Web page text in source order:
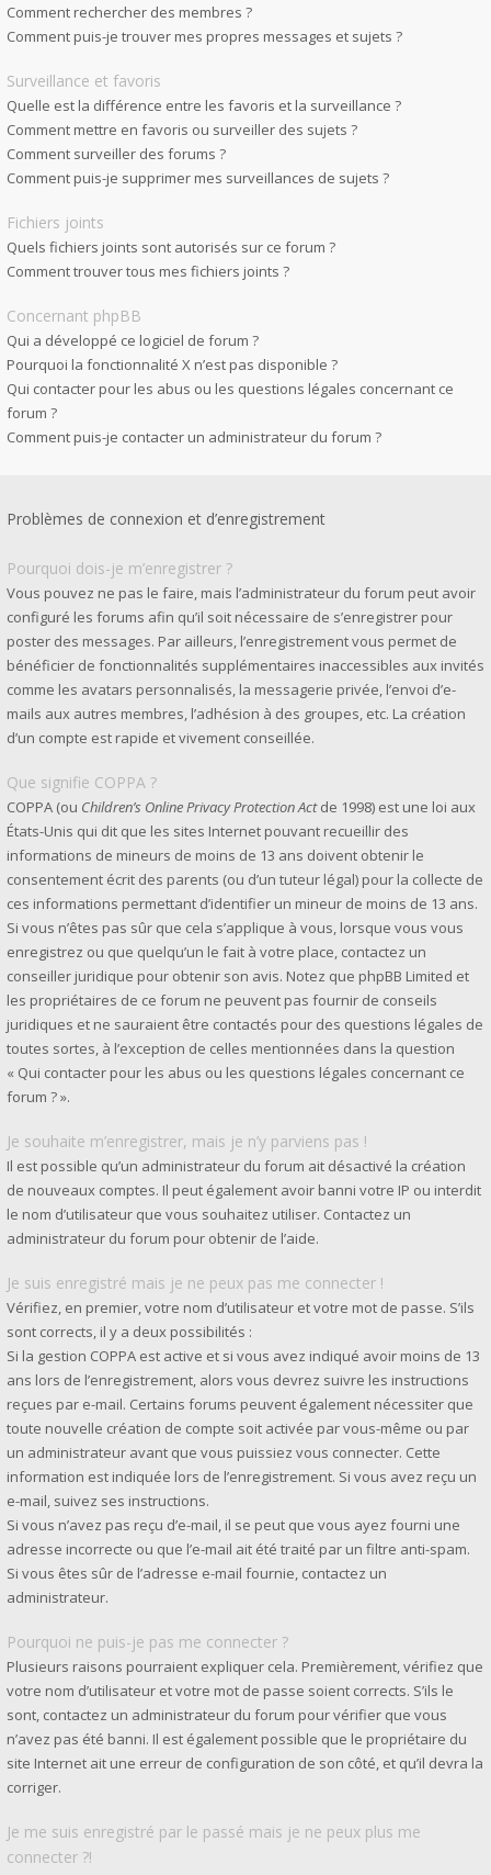
Comment rechercher des membres ?
Comment puis-je trouver mes propres messages et sujets ?
Surveillance et favoris
Quelle est la différence entre les favoris et la surveillance ?
Comment mettre en favoris ou surveiller des sujets ?
Comment surveiller des forums ?
Comment puis-je supprimer mes surveillances de sujets ?
Fichiers joints
Quels fichiers joints sont autorisés sur ce forum ?
Comment trouver tous mes fichiers joints ?
Concernant phpBB
Qui a développé ce logiciel de forum ?
Pourquoi la fonctionnalité X n’est pas disponible ?
Qui contacter pour les abus ou les questions légales concernant ce
forum ?
Comment puis-je contacter un administrateur du forum ?
Problèmes de connexion et d’enregistrement
Pourquoi dois-je m’enregistrer ?
Vous pouvez ne pas le faire, mais l’administrateur du forum peut avoir
configuré les forums afin qu’il soit nécessaire de s’enregistrer pour
poster des messages. Par ailleurs, l’enregistrement vous permet de
bénéficier de fonctionnalités supplémentaires inaccessibles aux invités
comme les avatars personnalisés, la messagerie privée, l’envoi d’e-
mails aux autres membres, l’adhésion à des groupes, etc. La création
d’un compte est rapide et vivement conseillée.
Que signifie COPPA ?
COPPA (ou Children’s Online Privacy Protection Actde 1998) est une loi aux
États-Unis qui dit que les sites Internet pouvant recueillir des
informations de mineurs de moins de 13 ans doivent obtenir le
consentement écrit des parents (ou d’un tuteur légal) pour la collecte de
ces informations permettant d’identifier un mineur de moins de 13 ans.
Si vous n’êtes pas sûr que cela s’applique à vous, lorsque vous vous
enregistrez ou que quelqu’un le fait à votre place, contactez un
conseiller juridique pour obtenir son avis. Notez que phpBB Limited et
les propriétaires de ce forum ne peuvent pas fournir de conseils
juridiques et ne sauraient être contactés pour des questions légales de
toutes sortes, à l’exception de celles mentionnées dans la question
« Qui contacter pour les abus ou les questions légales concernant ce
forum ? ».
Je souhaite m’enregistrer, mais je n’y parviens pas !
Il est possible qu’un administrateur du forum ait désactivé la création
de nouveaux comptes. Il peut également avoir banni votre IP ou interdit
le nom d’utilisateur que vous souhaitez utiliser. Contactez un
administrateur du forum pour obtenir de l’aide.
Je suis enregistré mais je ne peux pas me connecter !
Vérifiez, en premier, votre nom d’utilisateur et votre mot de passe. S’ils
sont corrects, il y a deux possibilités :
Si la gestion COPPA est active et si vous avez indiqué avoir moins de 13
ans lors de l’enregistrement, alors vous devrez suivre les instructions
reçues par e-mail. Certains forums peuvent également nécessiter que
toute nouvelle création de compte soit activée par vous-même ou par
un administrateur avant que vous puissiez vous connecter. Cette
information est indiquée lors de l’enregistrement. Si vous avez reçu un
e-mail, suivez ses instructions.
Si vous n’avez pas reçu d’e-mail, il se peut que vous ayez fourni une
adresse incorrecte ou que l’e-mail ait été traité par un filtre anti-spam.
Si vous êtes sûr de l’adresse e-mail fournie, contactez un
administrateur.
Pourquoi ne puis-je pas me connecter ?
Plusieurs raisons pourraient expliquer cela. Premièrement, vérifiez que
votre nom d’utilisateur et votre mot de passe soient corrects. S’ils le
sont, contactez un administrateur du forum pour vérifier que vous
n’avez pas été banni. Il est également possible que le propriétaire du
site Internet ait une erreur de configuration de son côté, et qu’il devra la
corriger.
Je me suis enregistré par le passé mais je ne peux plus me
connecter ?!